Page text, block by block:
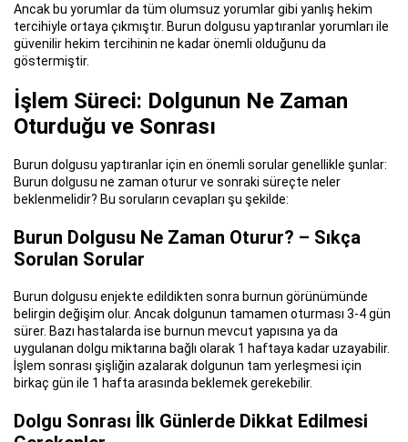
Ancak bu yorumlar da tüm olumsuz yorumlar gibi yanlış hekim
tercihiyle ortaya çıkmıştır. Burun dolgusu yaptıranlar yorumları ile
güvenilir hekim tercihinin ne kadar önemli olduğunu da
göstermiştir.
İşlem Süreci: Dolgunun Ne Zaman
Oturduğu ve Sonrası
Burun dolgusu yaptıranlar için en önemli sorular genellikle şunlar:
Burun dolgusu ne zaman oturur ve sonraki süreçte neler
beklenmelidir? Bu soruların cevapları şu şekilde:
Burun Dolgusu Ne Zaman Oturur? – Sıkça
Sorulan Sorular
Burun dolgusu enjekte edildikten sonra burnun görünümünde
belirgin değişim olur. Ancak dolgunun tamamen oturması 3-4 gün
sürer. Bazı hastalarda ise burnun mevcut yapısına ya da
uygulanan dolgu miktarına bağlı olarak 1 haftaya kadar uzayabilir.
İşlem sonrası şişliğin azalarak dolgunun tam yerleşmesi için
birkaç gün ile 1 hafta arasında beklemek gerekebilir.
Dolgu Sonrası İlk Günlerde Dikkat Edilmesi